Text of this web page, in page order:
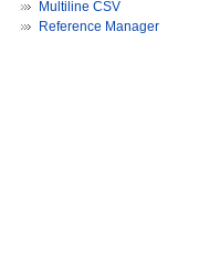
Multiline CSV
Reference Manager